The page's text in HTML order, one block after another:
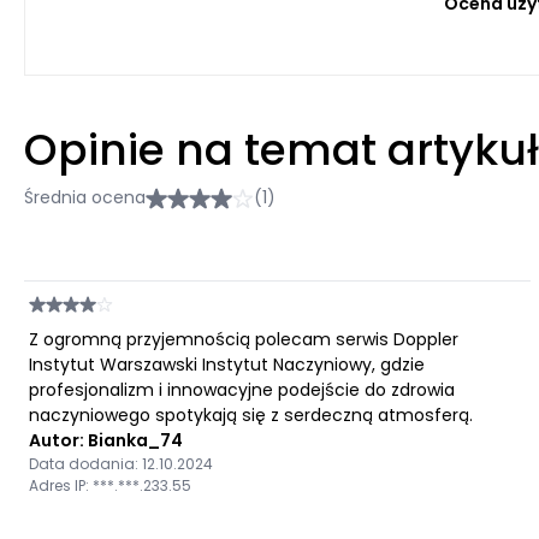
Opinie na temat
Średnia ocena (1)
Z ogromną przyjemnością polecam serwis Doppler
Instytut Warszawski Instytut Naczyniowy, gdzie
profesjonalizm i innowacyjne podejście do zdrowia
naczyniowego spotykają się z serdeczną atmosferą.
Autor: Bianka_74
Data dodania: 12.10.2024
Adres IP: ***.***.233.55